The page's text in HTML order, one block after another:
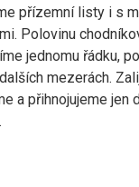
přízemní listy i s
Polovinu
jednomu řádku,
mezerách.
a přihnojujeme jen